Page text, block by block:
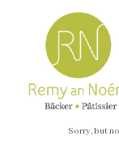
Sorry, but